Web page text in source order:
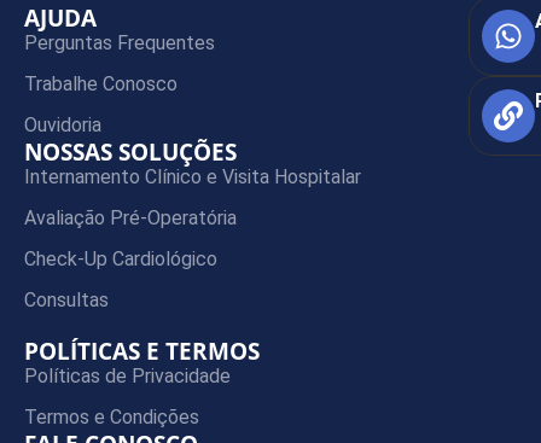
AJUDA
Perguntas Frequentes
Trabalhe Conosco
Ouvidoria
NOSSAS SOLUÇÕES
Internamento Clínico e Visita Hospitalar
Avaliação Pré-Operatória
Check-Up Cardiológico
Consultas
POLÍTICAS E TERMOS
Políticas de Privacidade
Termos e Condições